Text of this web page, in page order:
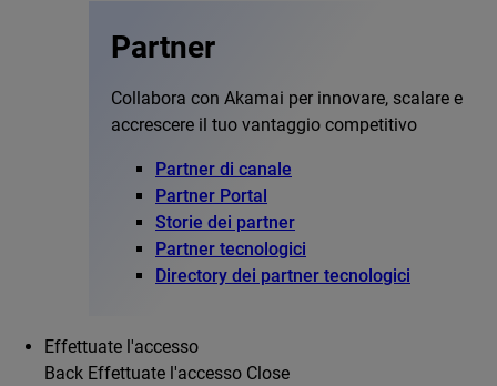
Partner
Collabora con Akamai per innovare, scalare e
accrescere il tuo vantaggio competitivo
Partner di canale
Partner Portal
Storie dei partner
Partner tecnologici
Directory dei partner tecnologici
Effettuate l'accesso
Back Effettuate l'accesso Close